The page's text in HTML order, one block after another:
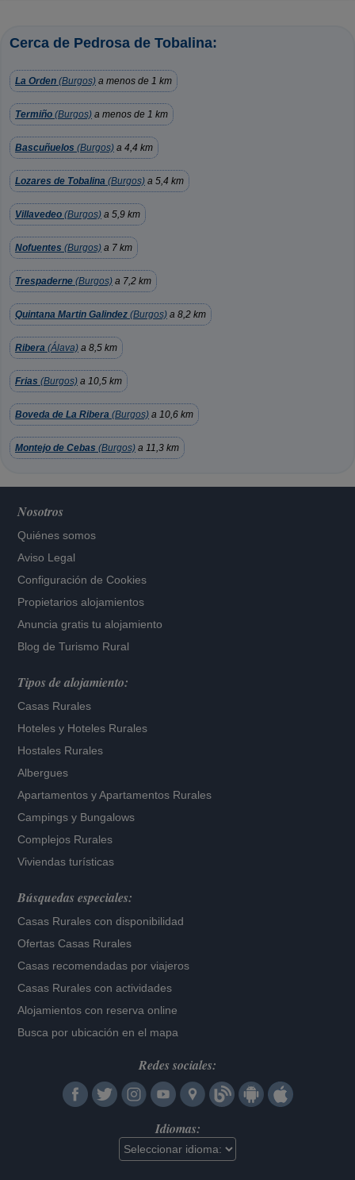
Cerca de Pedrosa de Tobalina:
La Orden (Burgos) a menos de 1 km
Termiño (Burgos) a menos de 1 km
Bascuñuelos (Burgos) a 4,4 km
Lozares de Tobalina (Burgos) a 5,4 km
Villavedeo (Burgos) a 5,9 km
Nofuentes (Burgos) a 7 km
Trespaderne (Burgos) a 7,2 km
Quintana Martin Galindez (Burgos) a 8,2 km
Ribera (Álava) a 8,5 km
Frias (Burgos) a 10,5 km
Boveda de La Ribera (Burgos) a 10,6 km
Montejo de Cebas (Burgos) a 11,3 km
Nosotros
Quiénes somos
Aviso Legal
Configuración de Cookies
Propietarios alojamientos
Anuncia gratis tu alojamiento
Blog de Turismo Rural
Tipos de alojamiento:
Casas Rurales
Hoteles y Hoteles Rurales
Hostales Rurales
Albergues
Apartamentos yApartamentos Rurales
Campings y Bungalows
Complejos Rurales
Viviendas turísticas
Búsquedas especiales:
Casas Rurales con disponibilidad
Ofertas Casas Rurales
Casas recomendadas por viajeros
Casas Rurales con actividades
Alojamientos con reserva online
Busca por ubicación en el mapa
Redes sociales:
Idiomas: